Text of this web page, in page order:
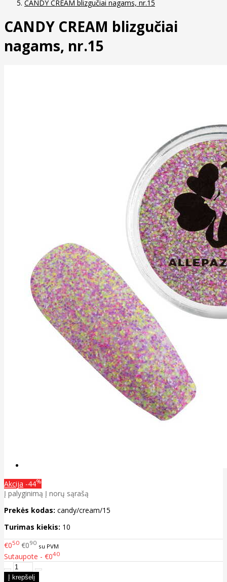
CANDY CREAM blizgučiai nagams, nr.15
CANDY CREAM blizgučiai
nagams, nr.15
Akcija -44%
Į palyginimą Į norų sąrašą
Prekės kodas: candy/cream/15
Turimas kiekis: 10
€050 €090 su PVM
Sutaupote - €040